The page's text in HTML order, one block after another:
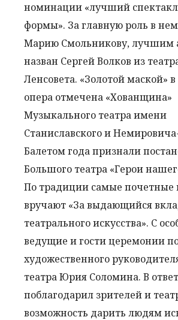
номинации «лучший
формы». За главную роль в
Марию Смольникову, лучшим
назван Сергей Волков из
Ленсовета. «Золотой маской»
опера отмечена «Хованщина»
Музыкального театра имени
Станиславского и
Балетом года признали
Большого театра «Герои
По традиции самые почетные
вручают «За выдающийся
театрального искусства». С
ведущие и гости церемонии
художественного
театра Юрия Соломина. В
поблагодарил зрителей и
возможность дарить людям